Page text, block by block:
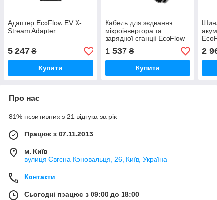
Адаптер EcoFlow EV X-
Stream Adapter
5 247 ₴
Купити
Кабель для зєднання
мікроінвертора та
зарядної станції EcoFlow
1 537₴
Купити
2
Про нас
81% позитивних з 21 відгука за рік
Працює з 07.11.2013
м. Київ
вулиця Євгена Коновальця, 26, Київ, Україна
Контакти
Сьогодні працює з 09:00 до 18:00